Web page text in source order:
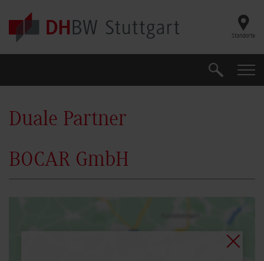
Skip to main content
Standorte
Suche
Duale Partner
BOCAR GmbH